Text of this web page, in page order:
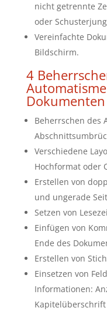
nicht getrennte
oder
Vereinfachte
Bildschirm.
4
Dokumenten
Beherrschen des
Verschiedene
Hochformat oder
Erstellen von
und ungerade
Setzen von
Einfügen von
Ende des
Erstellen von
Einsetzen von
Informationen: